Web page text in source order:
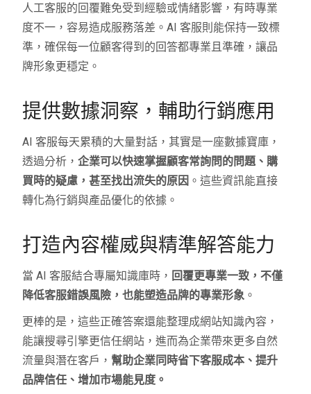
人工客服的回覆難免受到經驗或情緒影響，有時專業
度不一，容易造成服務落差。AI 客服則能保持一致標
準，確保每一位顧客得到的回答都專業且準確，讓品
牌形象更穩定。
提供數據洞察，輔助行銷應用
AI 客服每天累積的大量對話，其實是一座數據寶庫，
透過分析，企業可以快速掌握顧客常詢問的問題、購
買時的疑慮，甚至找出流失的原因 。這些資訊能直接
轉化為行銷與產品優化的依據。
打造內容權威與精準解答能力
當 AI 客服結合專屬知識庫時， 回覆更專業一致，不僅
降低客服錯誤風險，也能塑造品牌的專業形象 。
更棒的是，這些正確答案還能整理成網站知識內容，
能讓搜尋引擎更信任網站，進而為企業帶來更多自然
流量與潛在客戶， 幫助企業同時省下客服成本、提升
品牌信任、增加市場能見度。